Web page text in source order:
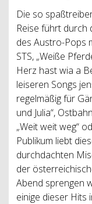
Die so
Reise führt
des Austro-Pops
STS, „Weiße
Herz hast wia a
leiseren Songs
regelmäßig für
und Julia“,
„Weit weit weg“
Publikum liebt
durchdachten
der
Abend sprengen
einige dieser Hits